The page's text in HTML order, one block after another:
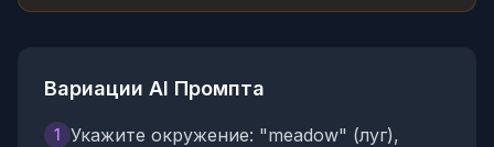
Вариации AI Промпта
1 Укажите окружение: "meadow" (луг),